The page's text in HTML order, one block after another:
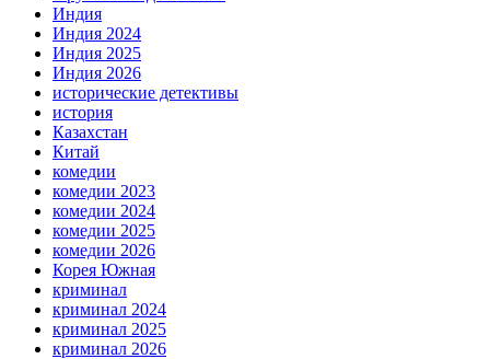
Индия
Индия 2024
Индия 2025
Индия 2026
исторические детективы
история
Казахстан
Китай
комедии
комедии 2023
комедии 2024
комедии 2025
комедии 2026
Корея Южная
криминал
криминал 2024
криминал 2025
криминал 2026